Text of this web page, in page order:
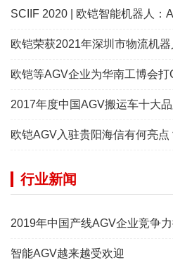
SCIIF 2020 | 欧铠智能机器人：AGV自动
欧铠荣获2021年深圳市物流机器人应
欧铠等AGV企业为华南工博会打
2017年度中国AGV搬运车十大
欧铠AGV入驻贵阳海信有何亮点
行业新闻
2019年中国产线AGV企业竞争
智能AGV越来越受欢迎